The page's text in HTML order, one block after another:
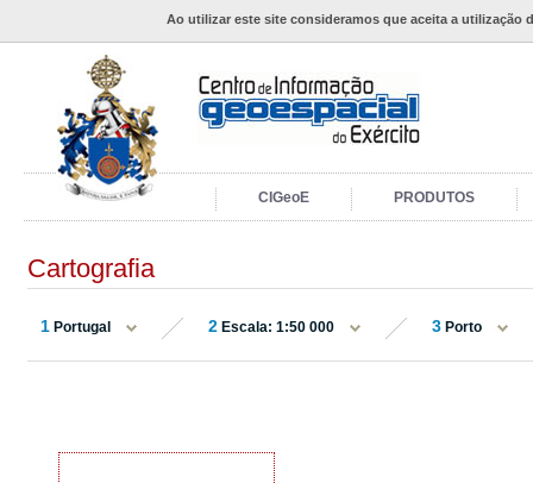
Ao utilizar este site consideramos que aceita a utilização
CIGeoE PRODUTOS
Cartografia
1 Portugal 2 Escala: 1:50 000 3 Porto